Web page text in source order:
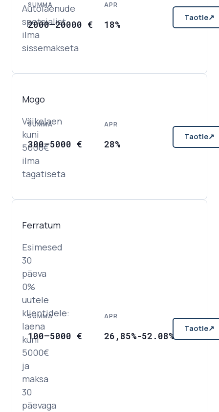
Autolaenude
spetsialist
ilma
sissemakseta
SUMMA
2000–20000 €
APR
18%
Taotle↗
Mogo
Väikelaen
kuni
5000€
ilma
tagatiseta
SUMMA
300–5000 €
APR
28%
Taotle↗
Ferratum
Esimesed
30
päeva
0%
uutele
klientidele:
laena
kuni
5000€
ja
maksa
30
päevaga
SUMMA
100–5000 €
APR
26,85%-52.08%
Taotle↗